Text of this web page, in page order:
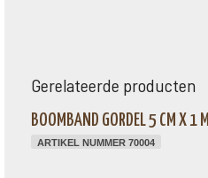
Gerelateerde producten
BOOMBAND GORDEL 5 CM X 1 M
ARTIKEL NUMMER 70004